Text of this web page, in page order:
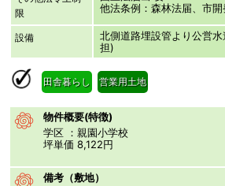
限
他法条例：森林法届、市開
設備
北側道路埋設管より公営
担)
田舎暮らし 営業用土地
物件概要(特徴)
学区 ：親園小学校
坪単価 8,122円
備考（敷地）